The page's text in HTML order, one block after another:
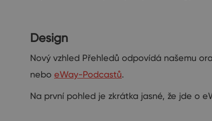
Design
Nový vzhled Přehledů odpovídá našemu
nebo eWay-Podcastů.
Na první pohled je zkrátka jasné, že jde o